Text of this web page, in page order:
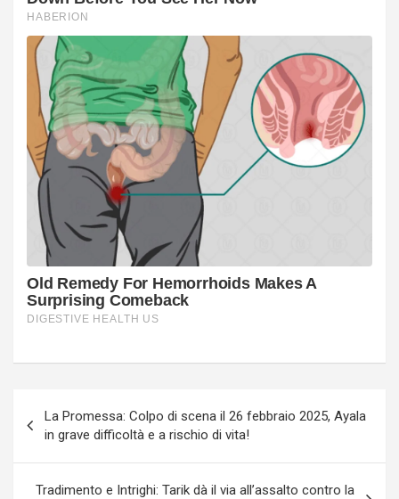
articoli
La Promessa: Colpo di scena il 26 febbraio 2025, Ayala
in grave difficoltà e a rischio di vita!
Tradimento e Intrighi: Tarik dà il via all’assalto contro la